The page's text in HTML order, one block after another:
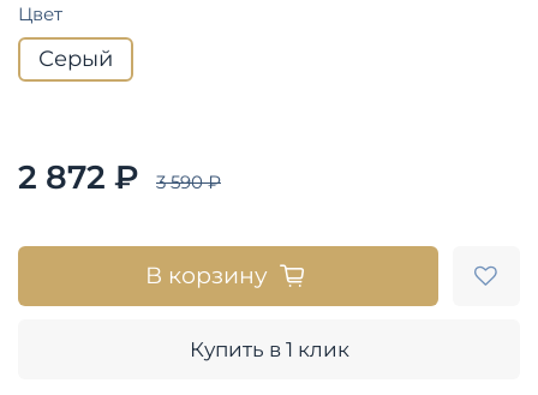
Цвет
Серый
2 872 ₽ 3 590 ₽
В корзину
Купить в 1 клик